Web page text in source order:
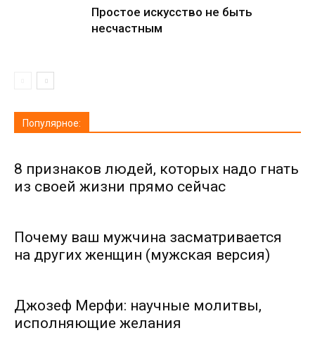
Простое искусство не быть
несчастным
Популярное:
8 признаков людей, которых надо гнать
из своей жизни прямо сейчас
Почему ваш мужчина засматривается
на других женщин (мужская версия)
Джозеф Мерфи: научные молитвы,
исполняющие желания